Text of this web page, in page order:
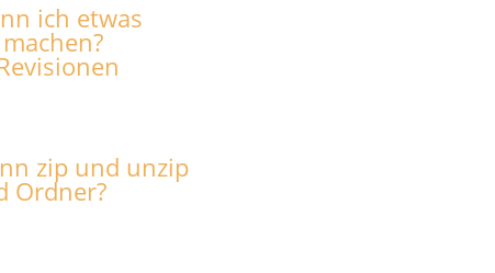
ich etwas
zip und unzip
Ordner?